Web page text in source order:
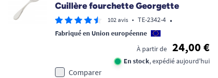
Cuillère fourchette Georgette
102 avis • TE-2342-4 •
Fabriqué en Union européenne
À partir de
24,00 €
En stock, expédié aujourd'hui
Comparer